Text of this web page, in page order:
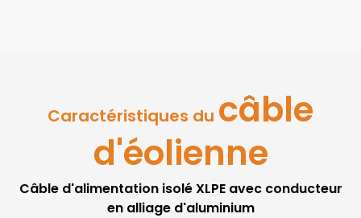
Caractéristiques du câble
d'éolienne
Câble d'alimentation isolé XLPE avec conducteur
en alliage d'aluminium